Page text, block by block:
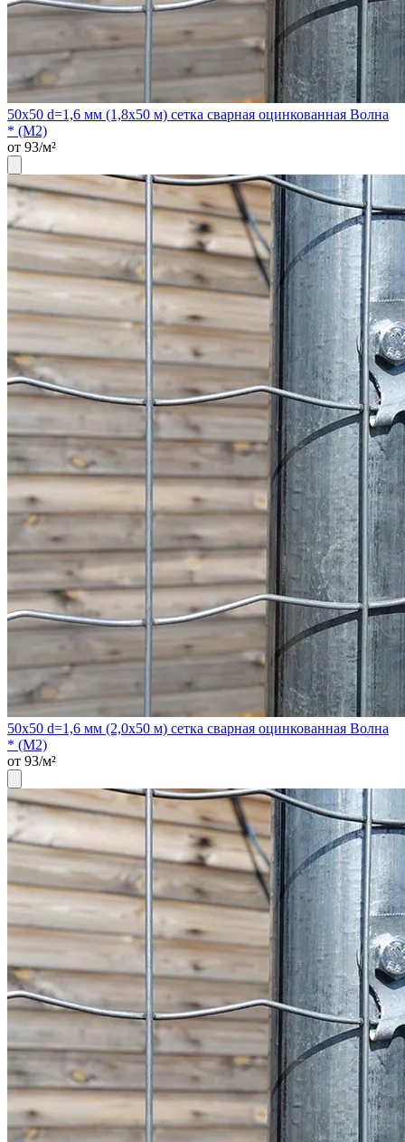
50х50 d=1,6 мм (1,8х50 м) сетка сварная оцинкованная Волна
* (М2)
от 93/м²
50х50 d=1,6 мм (2,0х50 м) сетка сварная оцинкованная Волна
* (М2)
от 93/м²